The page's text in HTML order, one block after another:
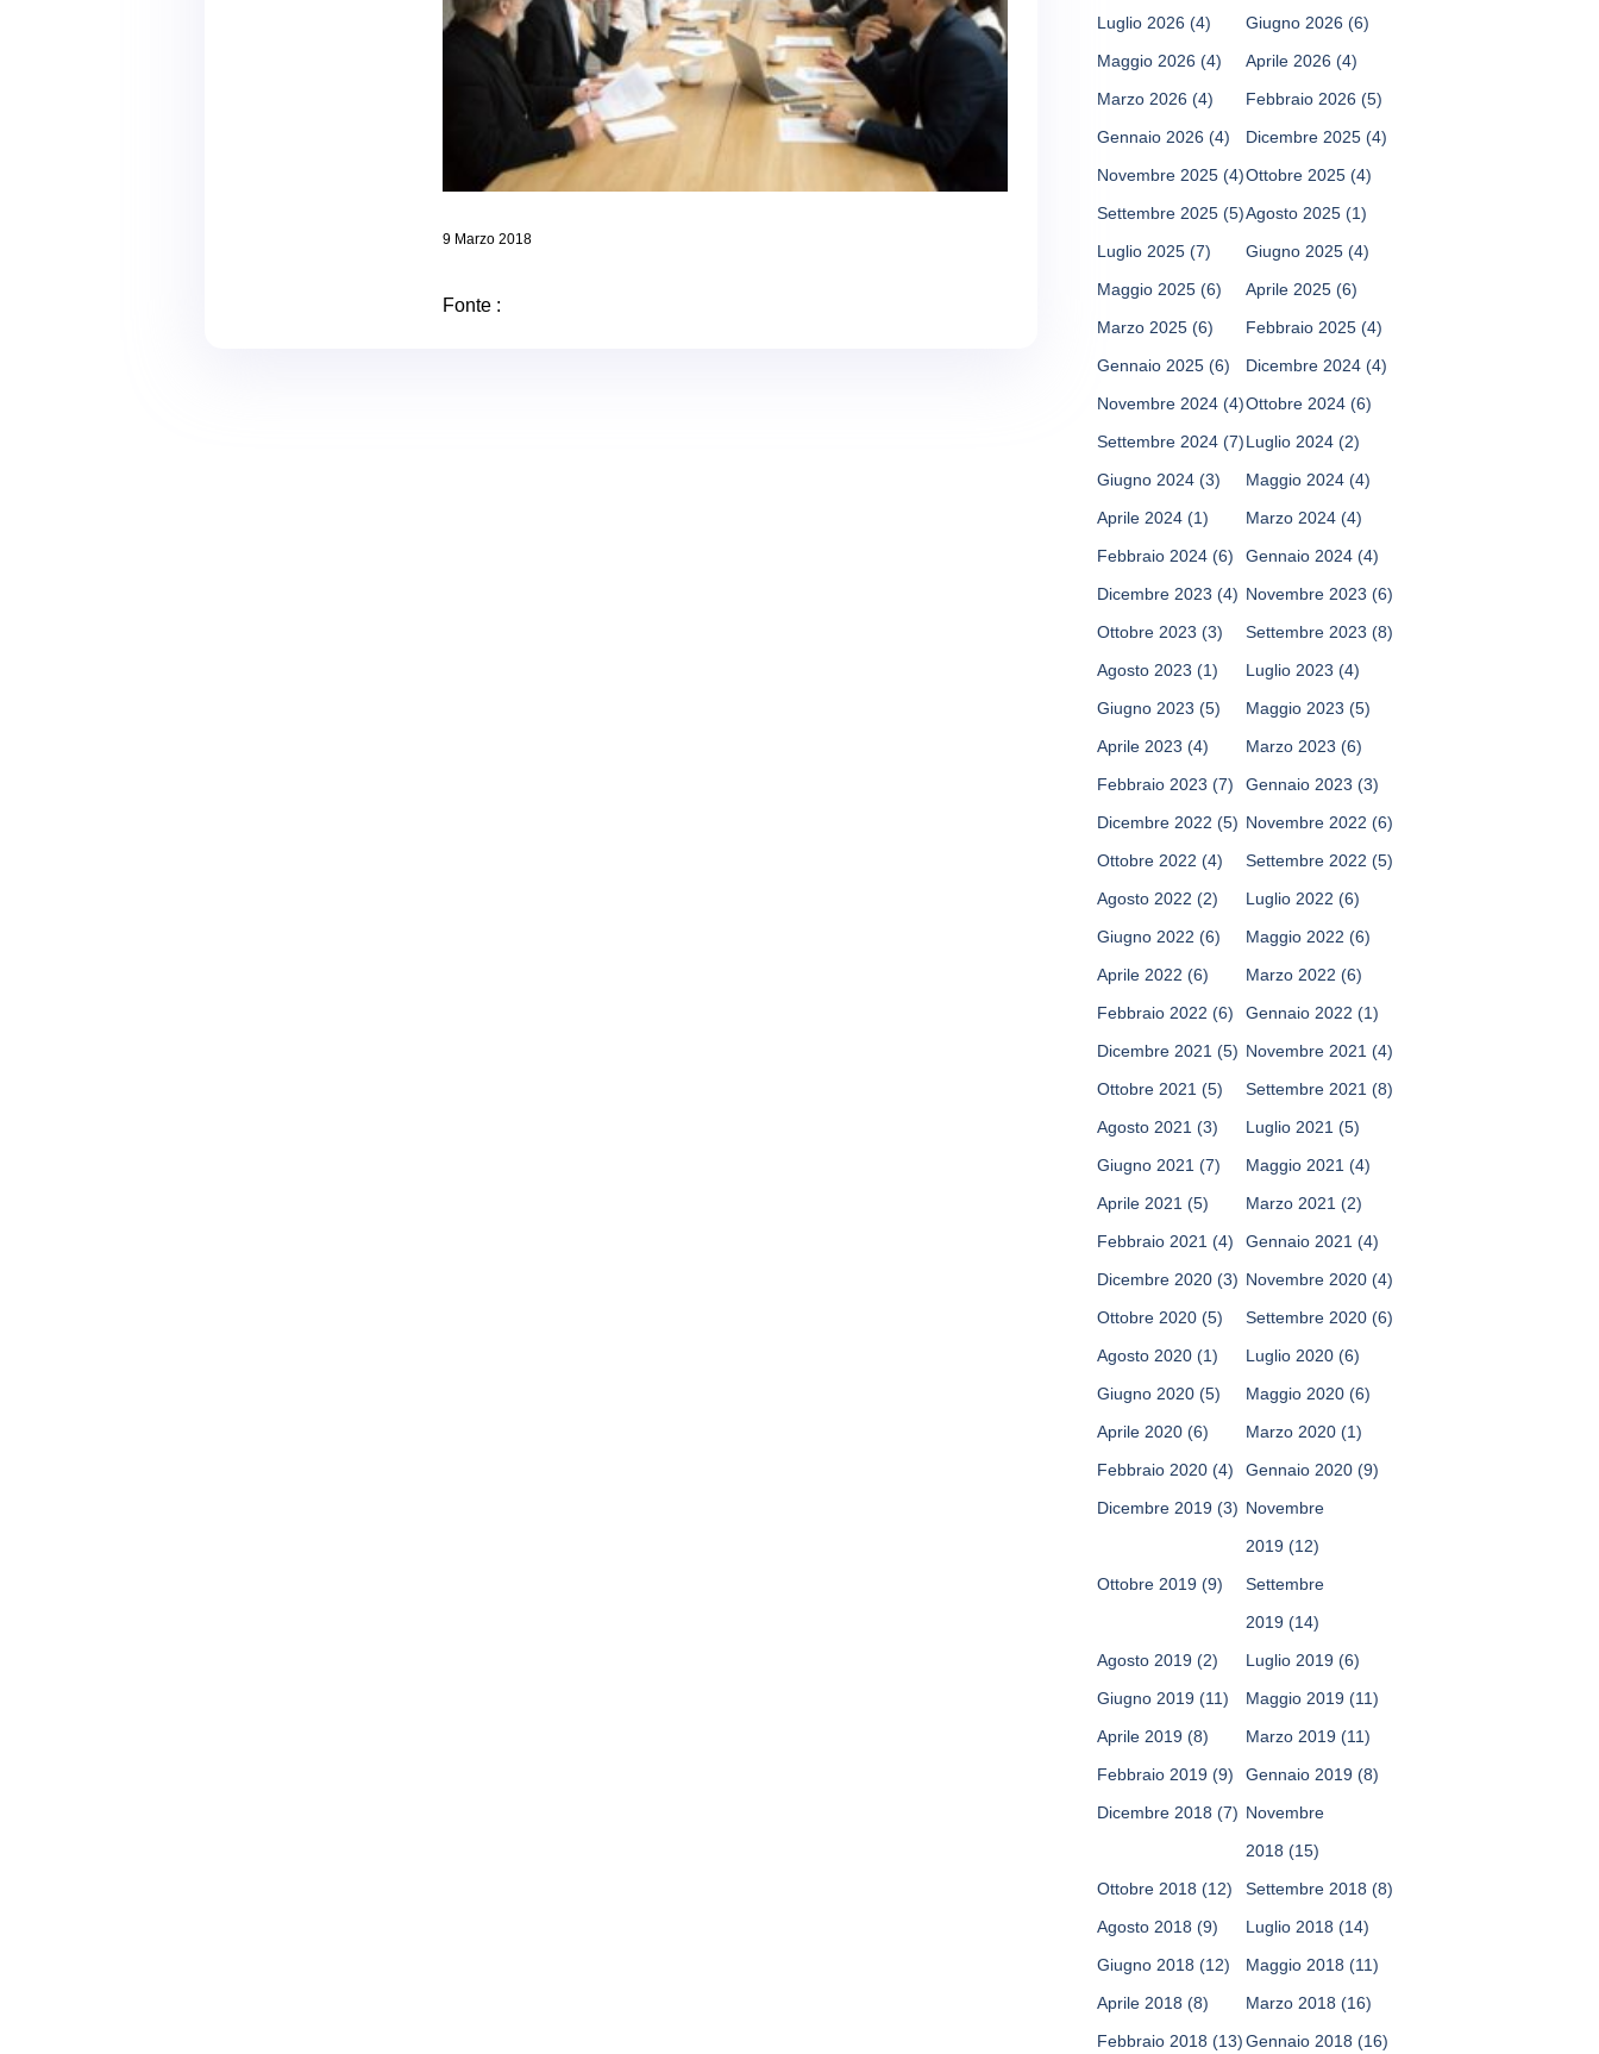
9 Marzo 2018
Fonte :
Luglio 2026 (4) Giugno 2026 (6)
Maggio 2026 (4) Aprile 2026 (4)
Marzo 2026 (4) Febbraio 2026 (5)
Gennaio 2026 (4) Dicembre 2025 (4)
Novembre 2025 (4)Ottobre 2025 (4)
Settembre 2025 (5)Agosto 2025 (1)
Luglio 2025 (7) Giugno 2025 (4)
Maggio 2025 (6) Aprile 2025 (6)
Marzo 2025 (6) Febbraio 2025 (4)
Gennaio 2025 (6) Dicembre 2024 (4)
Novembre 2024 (4)Ottobre 2024 (6)
Settembre 2024 (7)Luglio 2024 (2)
Giugno 2024 (3) Maggio 2024 (4)
Aprile 2024 (1) Marzo 2024 (4)
Febbraio 2024 (6) Gennaio 2024 (4)
Dicembre 2023 (4) Novembre 2023 (6)
Ottobre 2023 (3) Settembre 2023 (8)
Agosto 2023 (1) Luglio 2023 (4)
Giugno 2023 (5) Maggio 2023 (5)
Aprile 2023 (4) Marzo 2023 (6)
Febbraio 2023 (7) Gennaio 2023 (3)
Dicembre 2022 (5) Novembre 2022 (6)
Ottobre 2022 (4) Settembre 2022 (5)
Agosto 2022 (2) Luglio 2022 (6)
Giugno 2022 (6) Maggio 2022 (6)
Aprile 2022 (6) Marzo 2022 (6)
Febbraio 2022 (6) Gennaio 2022 (1)
Dicembre 2021 (5) Novembre 2021 (4)
Ottobre 2021 (5) Settembre 2021 (8)
Agosto 2021 (3) Luglio 2021 (5)
Giugno 2021 (7) Maggio 2021 (4)
Aprile 2021 (5) Marzo 2021 (2)
Febbraio 2021 (4) Gennaio 2021 (4)
Dicembre 2020 (3) Novembre 2020 (4)
Ottobre 2020 (5) Settembre 2020 (6)
Agosto 2020 (1) Luglio 2020 (6)
Giugno 2020 (5) Maggio 2020 (6)
Aprile 2020 (6) Marzo 2020 (1)
Febbraio 2020 (4) Gennaio 2020 (9)
Dicembre 2019 (3) Novembre
2019 (12)
Ottobre 2019 (9)
Settembre
2019 (14)
Agosto 2019 (2) Luglio 2019 (6)
Giugno 2019 (11) Maggio 2019 (11)
Aprile 2019 (8) Marzo 2019 (11)
Febbraio 2019 (9) Gennaio 2019 (8)
Dicembre 2018 (7) Novembre
2018 (15)
Ottobre 2018 (12) Settembre 2018 (8)
Agosto 2018 (9) Luglio 2018 (14)
Giugno 2018 (12) Maggio 2018 (11)
Aprile 2018 (8) Marzo 2018 (16)
Febbraio 2018 (13)Gennaio 2018 (16)